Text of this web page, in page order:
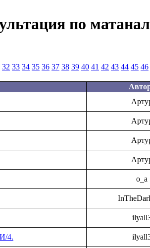
по
32 33 34 35 36 37 38 39 40 41 42 43 44 45 46
o_a
4.